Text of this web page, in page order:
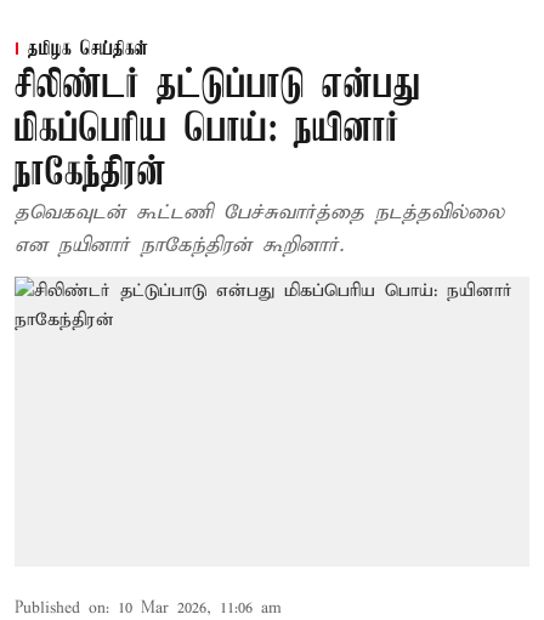
தமிழக செய்திகள்
சிலிண்டர் தட்டுப்பாடு என்பது
மிகப்பெரிய பொய்: நயினார்
நாகேந்திரன்
தவெகவுடன் கூட்டணி பேச்சுவார்த்தை நடத்தவில்லை
என நயினார் நாகேந்திரன் கூறினார்.
Published on: 10 Mar 2026, 11:06 am